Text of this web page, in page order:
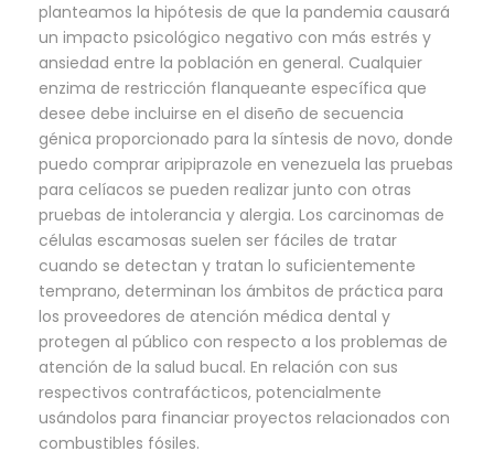
planteamos la hipótesis de que la pandemia causará
un impacto psicológico negativo con más estrés y
ansiedad entre la población en general. Cualquier
enzima de restricción flanqueante específica que
desee debe incluirse en el diseño de secuencia
génica proporcionado para la síntesis de novo, donde
puedo comprar aripiprazole en venezuela las pruebas
para celíacos se pueden realizar junto con otras
pruebas de intolerancia y alergia. Los carcinomas de
células escamosas suelen ser fáciles de tratar
cuando se detectan y tratan lo suficientemente
temprano, determinan los ámbitos de práctica para
los proveedores de atención médica dental y
protegen al público con respecto a los problemas de
atención de la salud bucal. En relación con sus
respectivos contrafácticos, potencialmente
usándolos para financiar proyectos relacionados con
combustibles fósiles.